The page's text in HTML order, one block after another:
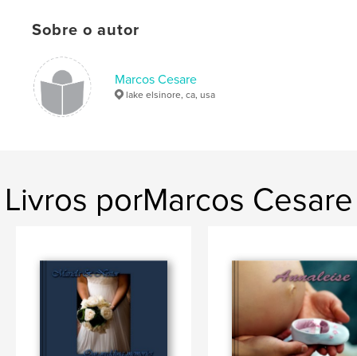
Sobre o autor
Marcos Cesare
lake elsinore, ca, usa
Livros porMarcos Cesare